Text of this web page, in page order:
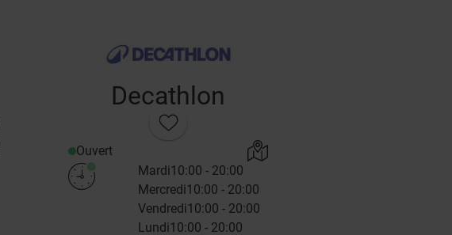
Decathlon
Ouvert
Mardi10:00 - 20:00
Mercredi10:00 - 20:00
Vendredi10:00 - 20:00
Lundi10:00 - 20:00